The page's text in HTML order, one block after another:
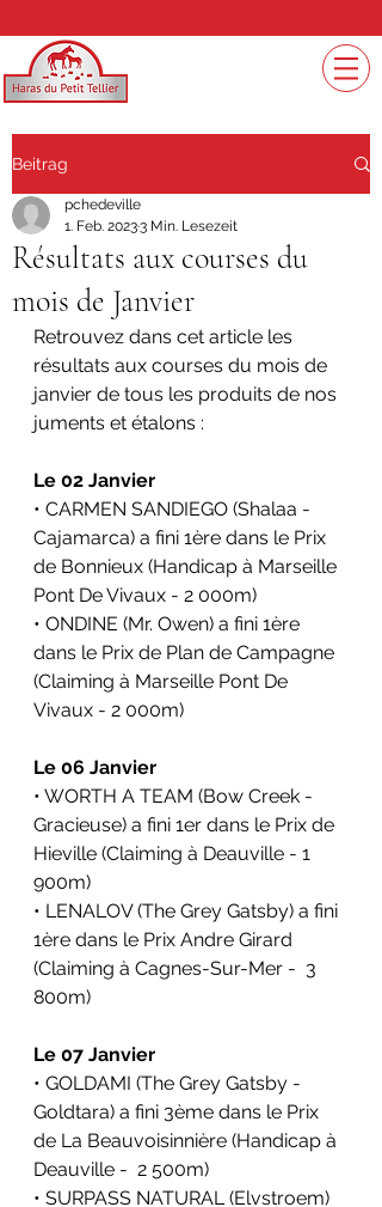
Beitrag
Résultats aux courses du
mois de Janvier
pchedeville
1. Feb. 20233 Min. Lesezeit
Retrouvez dans cet article les
résultats aux courses du mois de
janvier de tous les produits de nos
juments et étalons :
Le 02 Janvier
• CARMEN SANDIEGO (Shalaa -
Cajamarca) a fini 1ère dans le Prix
de Bonnieux (Handicap à Marseille
Pont De Vivaux - 2 000m)
• ONDINE (Mr. Owen) a fini 1ère
dans le Prix de Plan de Campagne
(Claiming à Marseille Pont De
Vivaux - 2 000m)
Le 06 Janvier
• WORTH A TEAM (Bow Creek -
Gracieuse) a fini 1er dans le Prix de
Hieville (Claiming à Deauville - 1
900m)
• LENALOV (The Grey Gatsby) a fini
1ère dans le Prix Andre Girard
(Claiming à Cagnes-Sur-Mer -  3
800m)
Le 07 Janvier
• GOLDAMI (The Grey Gatsby -
Goldtara) a fini 3ème dans le Prix
de La Beauvoisinnière (Handicap à
Deauville -  2 500m)
• SURPASS NATURAL (Elvstroem)